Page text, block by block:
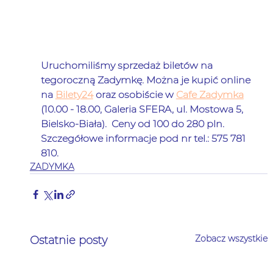
Uruchomiliśmy sprzedaż biletów na
tegoroczną Zadymkę. Można je kupić online
na Bilety24 oraz osobiście w Cafe Zadymka
(10.00 - 18.00, Galeria SFERA, ul. Mostowa 5,
Bielsko-Biała).  Ceny od 100 do 280 pln.
Szczegółowe informacje pod nr tel.: 575 781
810.
ZADYMKA
Ostatnie posty Zobacz wszystkie